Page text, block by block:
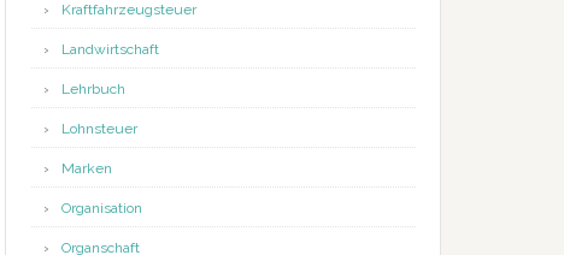
Kraftfahrzeugsteuer
Landwirtschaft
Lehrbuch
Lohnsteuer
Marken
Organisation
Organschaft